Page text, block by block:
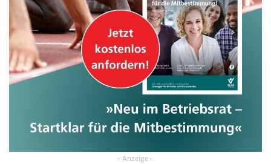
- Anzeige -